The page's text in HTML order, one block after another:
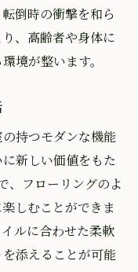
倒時の衝撃を和ら
、高齢者や身体に
境が整います。
持つモダンな機能
新しい価値をもた
、フローリングのよ
しむことができま
ルに合わせた柔軟
添えることが可能